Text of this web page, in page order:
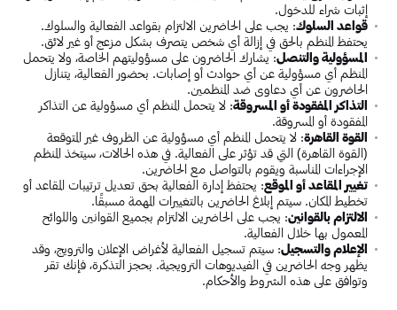
إثبات شراء للدخول.
قواعد السلوك: يجب على الحاضرين الالتزام بقواعد الفعالية والسلوك.
يحتفظ المنظم بالحق في إزالة أي شخص يتصرف بشكل مزعج أو غير لائق.
المسؤولية والتنصل: يشارك الحاضرون على مسؤوليتهم الخاصة، ولا يتحمل
المنظم أي مسؤولية عن أي حوادث أو إصابات. بحضور الفعالية، يتنازل
الحاضرون عن أي دعاوى ضد المنظمين.
التذاكر المفقودة أو المسروقة: لا يتحمل المنظم أي مسؤولية عن التذاكر
المفقودة أو المسروقة.
القوة القاهرة: لا يتحمل المنظم أي مسؤولية عن الظروف غير المتوقعة
(القوة القاهرة) التي قد تؤثر على الفعالية. في هذه الحالات، سيتخذ المنظم
الإجراءات المناسبة ويقوم بالتواصل مع الحاضرين.
تغيير المقاعد أو الموقع: يحتفظ إدارة الفعالية بحق تعديل ترتيبات المقاعد أو
تخطيط المكان. سيتم إبلاغ الحاضرين بالتغييرات المهمة مسبقًا.
الالتزام بالقوانين: يجب على الحاضرين الالتزام بجميع القوانين واللوائح
المعمول بها خلال الفعالية.
الإعلام والتسجيل: سيتم تسجيل الفعالية لأغراض الإعلان والترويج، وقد
يظهر وجه الحاضرين في الفيديوهات الترويجية. بحجز التذكرة، فإنك تقر
وتوافق على هذه الشروط والأحكام.